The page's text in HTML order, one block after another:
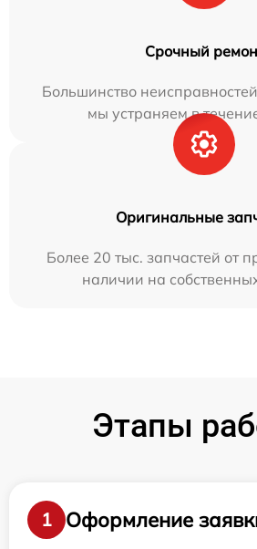
Срочный
Большинство
мы устраняем в
Оригинальные
Более 20 тыс. запчастей от
наличии на
Этапы
1
Оформление